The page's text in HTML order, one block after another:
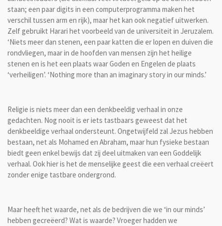
staan; een paar digits in een computerprogramma maken het
verschil tussen arm en rijk), maar het kan ook negatief uitwerken.
Zelf gebruikt Harari het voorbeeld van de universiteit in Jeruzalem.
‘Niets meer dan stenen, een paar katten die er lopen en duiven die
rondvliegen, maar in de hoofden van mensen zijn het heilige
stenen en is het een plaats waar Goden en Engelen de plaats
‘verheiligen’. ‘Nothing more than an imaginary story in our minds.’
Religie is niets meer dan een denkbeeldig verhaal in onze
gedachten. Nog nooit is er iets tastbaars geweest dat het
denkbeeldige verhaal ondersteunt. Ongetwijfeld zal Jezus hebben
bestaan, net als Mohamed en Abraham, maar hun fysieke bestaan
biedt geen enkel bewijs dat zij deel uitmaken van een Goddelijk
verhaal. Ook hier is het de menselijke geest die een verhaal creëert
zonder enige tastbare ondergrond.
Maar heeft het waarde, net als de bedrijven die we ‘in our minds’
hebben gecreëerd? Wat is waarde? Vroeger hadden we